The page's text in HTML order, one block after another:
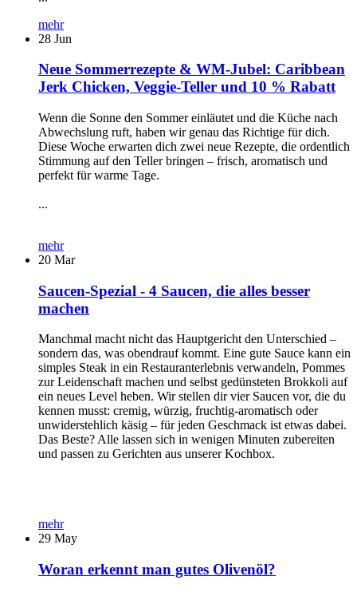
mehr
28 Jun
Neue Sommerrezepte & WM-Jubel: Caribbean
Jerk Chicken, Veggie-Teller und 10 % Rabatt
Wenn die Sonne den Sommer einläutet und die Küche nach
Abwechslung ruft, haben wir genau das Richtige für dich.
Diese Woche erwarten dich zwei neue Rezepte, die ordentlich
Stimmung auf den Teller bringen – frisch, aromatisch und
perfekt für warme Tage.
...
mehr
20 Mar
Saucen-Spezial - 4 Saucen, die alles besser
machen
Manchmal macht nicht das Hauptgericht den Unterschied –
sondern das, was obendrauf kommt. Eine gute Sauce kann ein
simples Steak in ein Restauranterlebnis verwandeln, Pommes
zur Leidenschaft machen und selbst gedünsteten Brokkoli auf
ein neues Level heben. Wir stellen dir vier Saucen vor, die du
kennen musst: cremig, würzig, fruchtig-aromatisch oder
unwiderstehlich käsig – für jeden Geschmack ist etwas dabei.
Das Beste? Alle lassen sich in wenigen Minuten zubereiten
und passen zu Gerichten aus unserer Kochbox.
mehr
29 May
Woran erkennt man gutes Olivenöl?